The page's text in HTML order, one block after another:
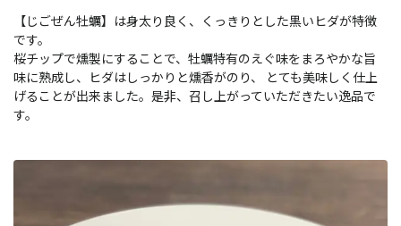
【じごぜん牡蠣】は身太り良く、くっきりとした黒いヒダが特徴
です。
桜チップで燻製にすることで、牡蠣特有のえぐ味をまろやかな旨
味に熟成し、ヒダはしっかりと燻香がのり、 とても美味しく仕上
げることが出来ました。是非、召し上がっていただきたい逸品で
す。